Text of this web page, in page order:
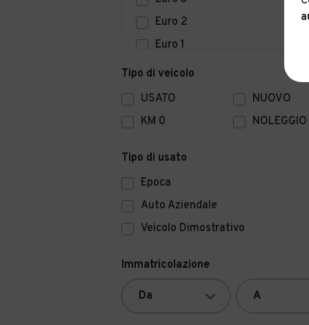
Euro 2
Euro 1
Euro 0
Tipo di veicolo
USATO
NUOVO
KM 0
NOLEGGIO
Tipo di usato
Epoca
Auto Aziendale
Veicolo Dimostrativo
Immatricolazione